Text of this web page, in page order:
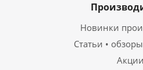
Новинки
Статьи •
Акции